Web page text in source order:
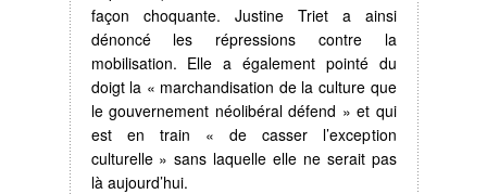
façon choquante. Justine Triet a ainsi
dénoncé les répressions contre la
mobilisation. Elle a également pointé du
doigt la « marchandisation de la culture que
le gouvernement néolibéral défend » et qui
est en train « de casser l’exception
culturelle » sans laquelle elle ne serait pas
là aujourd’hui.